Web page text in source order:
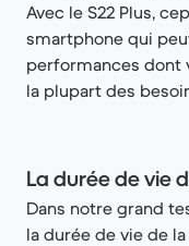
Avec le S22 Plus,
smartphone qui
performances dont
la plupart des
La durée de vie
Dans notre grand
la durée de vie de